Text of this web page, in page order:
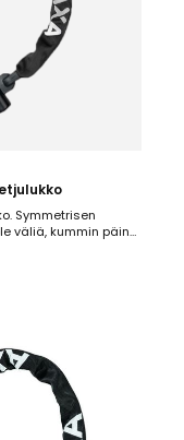
Symmetrisen
väliä, kummin päin
14,